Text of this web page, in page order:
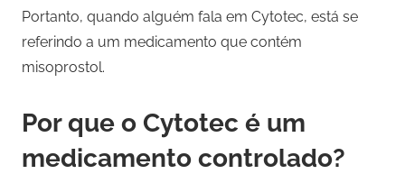
Portanto, quando alguém fala em Cytotec, está se
referindo a um medicamento que contém
misoprostol.
Por que o Cytotec é um
medicamento controlado?